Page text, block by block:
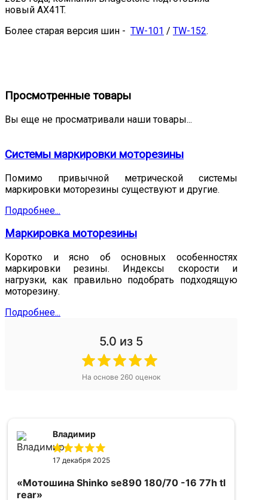
новый AX41T.
Более старая версия шин - TW-101 / TW-152.
Просмотренные товары
Вы еще не просматривали наши товары...
Системы маркировки моторезины
Помимо привычной метрической системы
маркировки моторезины существуют и другие.
Подробнее...
Маркировка моторезины
Коротко и ясно об основных особенностях
маркировки резины. Индексы скорости и
нагрузки, как правильно подобрать подходящую
моторезину.
Подробнее...
5.0 из 5
На основе 260 оценок
Владимир
17 декабря 2025
«Мотошина Shinko se890 180/70 -16 77h tl
rear»